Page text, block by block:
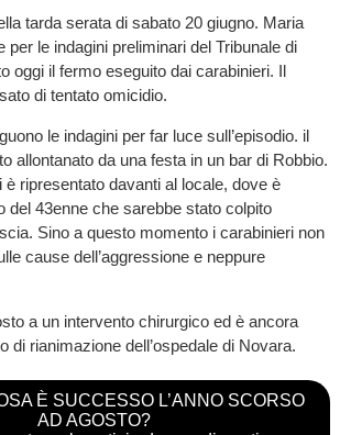
tarda serata di sabato 20 giugno. Maria
per le indagini preliminari del Tribunale di
oggi il fermo eseguito dai carabinieri. Il
di tentato omicidio.
le indagini per far luce sull’episodio. il
allontanato da una festa in un bar di Robbio.
è ripresentato davanti al locale, dove è
del 43enne che sarebbe stato colpito
Sino a questo momento i carabinieri non
cause dell’aggressione e neppure
a un intervento chirurgico ed è ancora
di rianimazione dell’ospedale di Novara.
È SUCCESSO L’ANNO SCORSO
AD AGOSTO?